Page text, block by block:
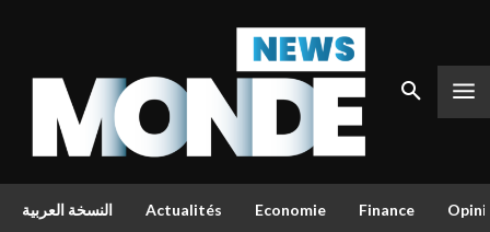
النسخة العربية Actualités Economie Finance